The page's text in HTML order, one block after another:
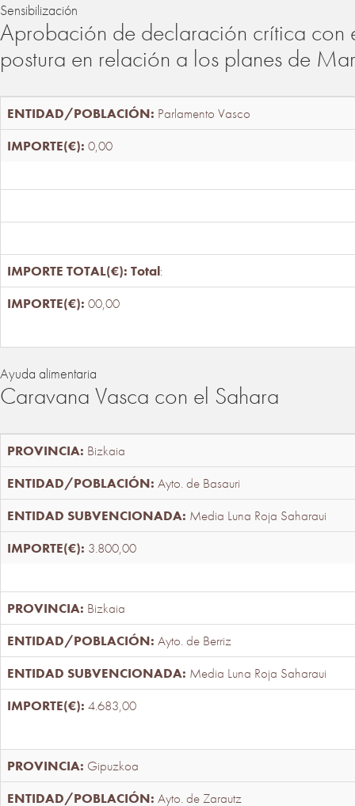
Sensibilización
Aprobación de declaración crítica con
postura en relación a los planes de
Parlamento Vasco
0,00
Total:
00,00
Ayuda alimentaria
Caravana Vasca con el Sahara
Bizkaia
Ayto. de Basauri
Media Luna Roja Saharaui
3.800,00
Bizkaia
Ayto. de Berriz
Media Luna Roja Saharaui
4.683,00
Gipuzkoa
Ayto. de Zarautz